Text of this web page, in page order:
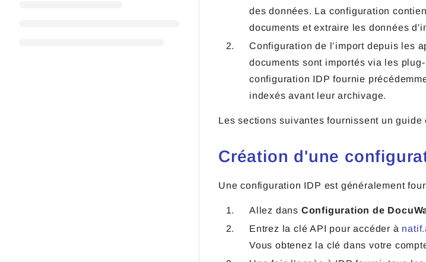
des données. La configuration
documents et extraire les données
Configuration de l’import depuis les
documents sont importés via les
configuration IDP fournie
indexés avant leur archivage.
Les sections suivantes fournissent un
Création d'une
Une configuration IDP est généralement
Allez dans Configuration de
Entrez la clé API pour accéder à
Vous obtenez la clé dans votre